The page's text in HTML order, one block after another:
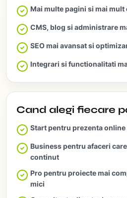
Mai multe pagini si mai
CMS, blog si administrare
SEO mai avansat si
Integrari si functionalitati
Cand alegi fiecare
Start pentru prezenta
Business pentru afaceri
continut
Pro pentru proiecte mai
mici